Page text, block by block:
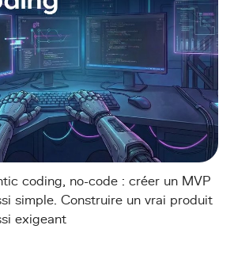
coding, no-code : créer un MVP
simple. Construire un vrai produit
exigeant